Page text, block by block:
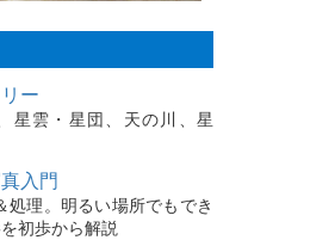
ー
星雲・星団、天の川、星
入門
処理。明るい場所でもでき
初歩から解説